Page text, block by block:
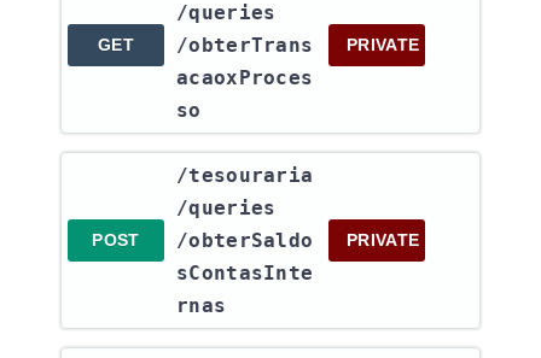
GET
/queries​
/obterTrans
acaoxProces
so
PRIVATE
POST
​/tesouraria​
/queries​
/obterSaldo
sContasInte
rnas
PRIVATE